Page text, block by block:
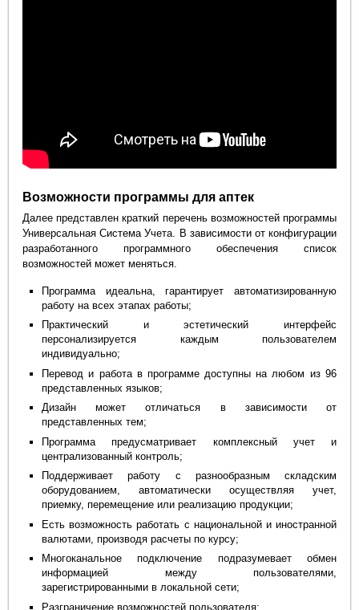
Возможности программы для аптек
Далее представлен краткий перечень возможностей программы
Универсальная Система Учета. В зависимости от конфигурации
разработанного программного обеспечения список
возможностей может меняться.
Программа идеальна, гарантирует автоматизированную
работу на всех этапах работы;
Практический и эстетический интерфейс
персонализируется каждым пользователем
индивидуально;
Перевод и работа в программе доступны на любом из 96
представленных языков;
Дизайн может отличаться в зависимости от
представленных тем;
Программа предусматривает комплексный учет и
централизованный контроль;
Поддерживает работу с разнообразным складским
оборудованием, автоматически осуществляя учет,
приемку, перемещение или реализацию продукции;
Есть возможность работать с национальной и иностранной
валютами, производя расчеты по курсу;
Многоканальное подключение подразумевает обмен
информацией между пользователями,
зарегистрированными в локальной сети;
Разграничение возможностей пользователя;